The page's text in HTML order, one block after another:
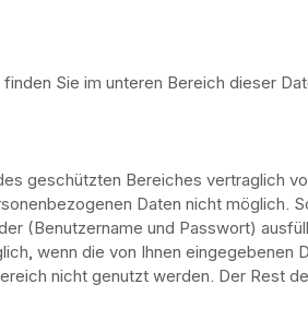
Sie im unteren Bereich dieser
geschützten Bereiches vertraglich
Daten nicht möglich.
(Benutzername und Passwort)
wenn die von Ihnen eingegebenen
nicht genutzt werden. Der Rest